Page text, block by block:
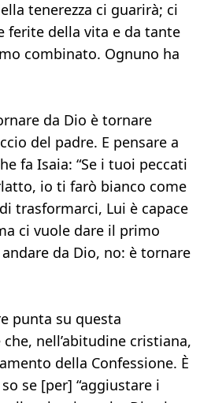
tenerezza ci guarirà; ci
ferite della vita e da tante
combinato. Ognuno ha
da Dio è tornare
del padre. E pensare a
fa Isaia: “Se i tuoi peccati
io ti farò bianco come
trasformarci, Lui è capace
ci vuole dare il primo
da Dio, no: è tornare
punta su questa
nell’abitudine cristiana,
della Confessione. È
se [per] “aggiustare i